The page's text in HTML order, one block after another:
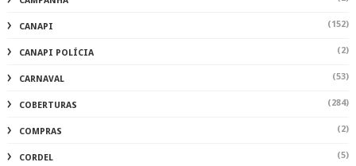
CANAPI (152)
CANAPI POLÍCIA (2)
CARNAVAL (53)
COBERTURAS (284)
COMPRAS (2)
CORDEL (5)